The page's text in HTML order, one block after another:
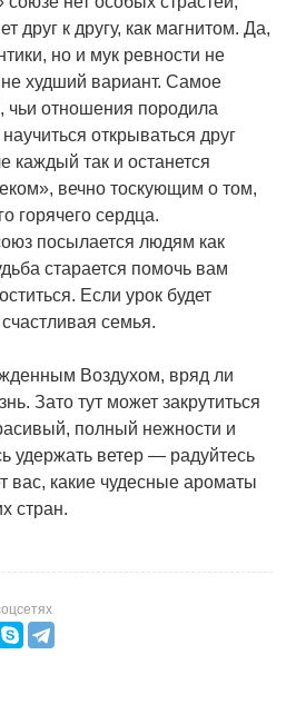
друг к другу, как магнитом. Да,
но и мук ревности не
не худший вариант. Самое
чьи отношения породила
открываться друг
каждый так и останется
вечно тоскующим о том,
горячего сердца.
посылается людям как
старается помочь вам
Если урок будет
семья.
Воздухом, вряд ли
Зато тут может закрутиться
полный нежности и
удержать ветер — радуйтесь
вас, какие чудесные ароматы
стран.